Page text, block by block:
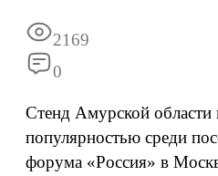
2169
0
Стенд Амурской области
популярностью среди
форума «Россия» в